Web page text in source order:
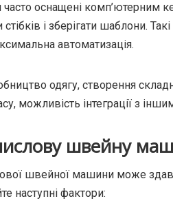
оснащені комп’ютерним
і зберігати шаблони.
автоматизація.
одягу, створення
можливість інтеграції з
швейну
швейної машини може
наступні фактори: